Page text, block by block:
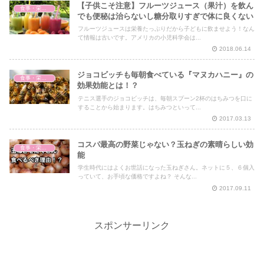
【子供こそ注意】フルーツジュース（果汁）を飲ん
でも便秘は治らないし糖分取りすぎで体に良くない
フルーツジュースは栄養たっぷりだから子どもに飲ませよう！なん
て情報は古いです。アメリカの小児科学会は...
2018.06.14
ジョコビッチも毎朝食べている『マヌカハニー』の
効果効能とは！？
テニス選手のジョコビッチは、毎朝スプーン2杯のはちみつを口に
することから始まります。はちみつといって...
2017.03.13
コスパ最高の野菜じゃない？玉ねぎの素晴らしい効
能
学生時代にはよくお世話になった玉ねぎさん。ネットに５、６個入
っていて、お手頃な価格ですよね？ そんな...
2017.09.11
スポンサーリンク